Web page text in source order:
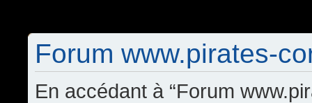
Forum www.pirates-
En accédant à “Forum